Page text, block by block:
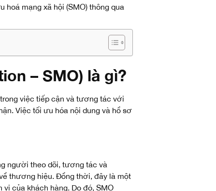
mạng xã hội (SMO) thông qua
– SMO) là gì?
việc tiếp cận và tương tác với
Việc tối ưu hóa nội dung và hồ sơ
người theo dõi, tương tác và
thương hiệu. Đồng thời, đây là một
của khách hàng. Do đó, SMO